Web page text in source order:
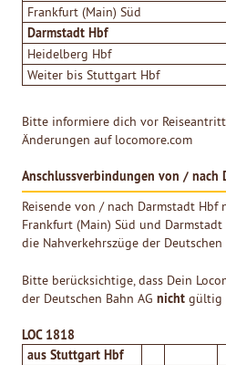
Frankfurt (Main) Süd
Darmstadt Hbf
Heidelberg Hbf
Weiter bis Stuttgart Hbf
Bitte informiere dich vor
Änderungen auf locomore.com
Anschlussverbindungen von / nach
Reisende von / nach Darmstadt Hbf
Frankfurt (Main) Süd und
die Nahverkehrszüge der Deutschen
Bitte berücksichtige, dass Dein
der Deutschen Bahn AGnicht gültig
LOC 1818
aus Stuttgart Hbf